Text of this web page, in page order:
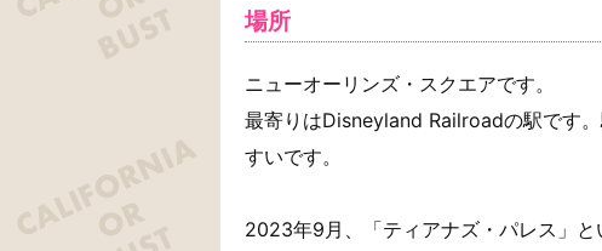
場所
ニューオーリンズ・スクエアです。
最寄りはDisneyland Railroadの駅です
すいです。
2023年9月、「ティアナズ・パレス」